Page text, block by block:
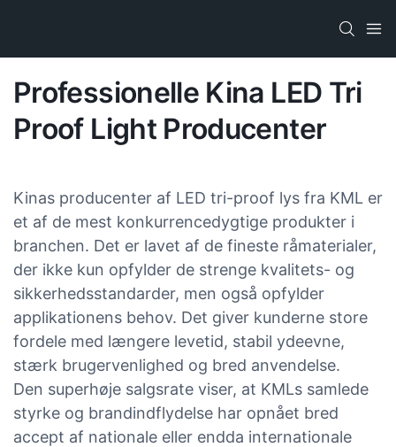
Professionelle Kina LED Tri
Proof Light Producenter
Kinas producenter af LED tri-proof lys fra KML er
et af de mest konkurrencedygtige produkter i
branchen. Det er lavet af de fineste råmaterialer,
der ikke kun opfylder de strenge kvalitets- og
sikkerhedsstandarder, men også opfylder
applikationens behov. Det giver kunderne store
fordele med længere levetid, stabil ydeevne,
stærk brugervenlighed og bred anvendelse.
Den superhøje salgsrate viser, at KMLs samlede
styrke og brandindflydelse har opnået bred
accept af nationale eller endda internationale